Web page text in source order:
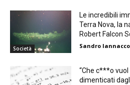
Società
Le incredibili
Terra Nova, la
Robert Falcon
Sandro
“Che c***o
dimenticati